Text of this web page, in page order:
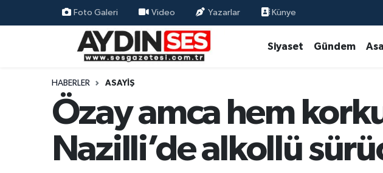
Foto Galeri Video Yazarlar Künye
Siyaset Gündem
HABERLER ASAYIŞ
Özay amca hem
Nazilli’de alkollü
Siyaset
Ekonomi
Aydın Nöbetçi Eczaneler
Aydın Hava Durumu
Aydin Namaz Vakitleri
Aydın Trafik Yoğunluk Haritası